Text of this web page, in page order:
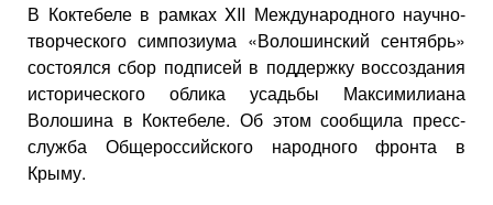
В Коктебеле в рамках XII Международного научно-
творческого симпозиума «Волошинский сентябрь»
состоялся сбор подписей в поддержку воссоздания
исторического облика усадьбы Максимилиана
Волошина в Коктебеле. Об этом сообщила пресс-
служба Общероссийского народного фронта в
Крыму.